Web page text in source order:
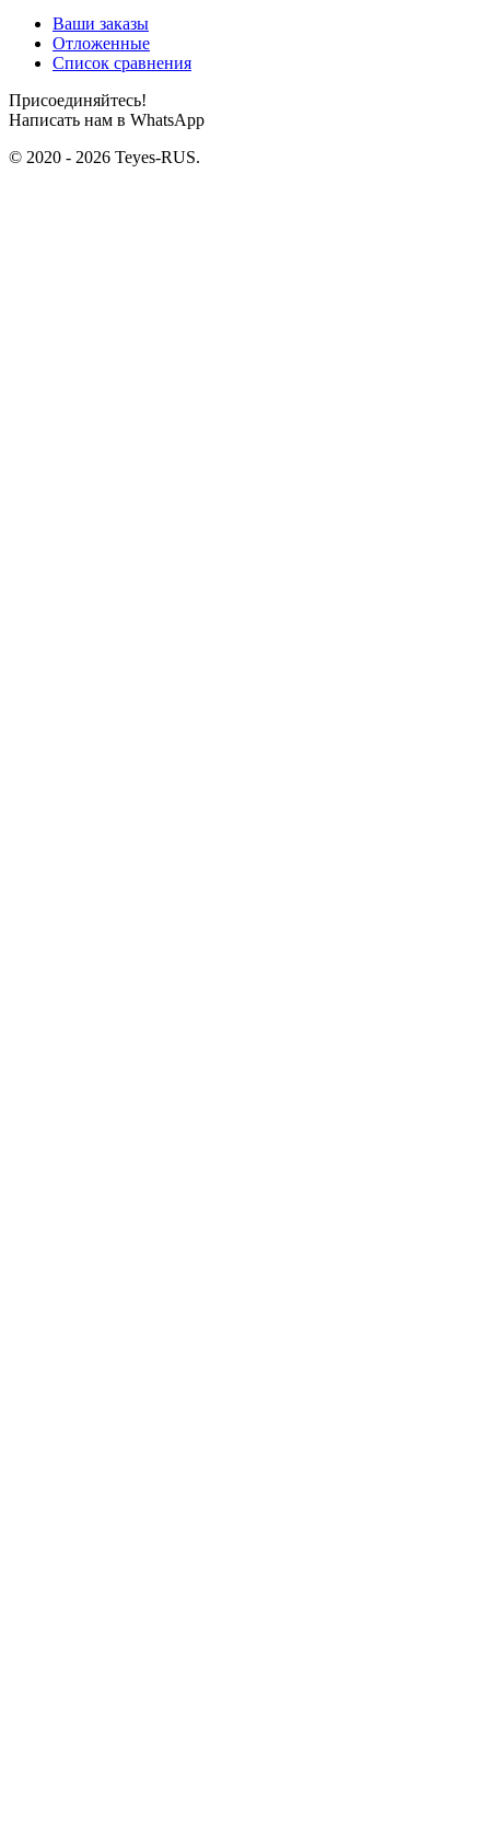
Ваши заказы
Отложенные
Список сравнения
Присоединяйтесь!
Написать нам в WhatsApp
© 2020 - 2026 Teyes-RUS.